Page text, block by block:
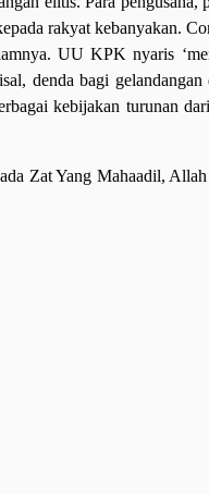
rakyat
UU KPK nyaris
denda bagi
kebijakan turunan
Zat Yang Mahaadil,